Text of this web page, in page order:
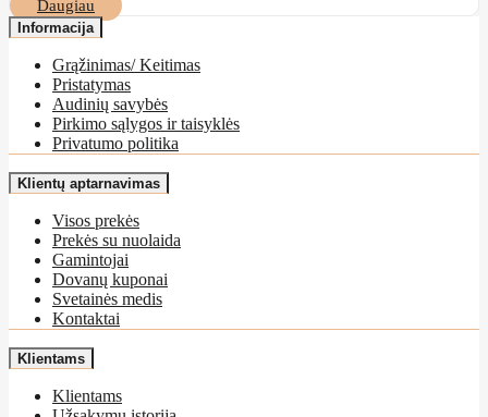
Daugiau
Informacija
Grąžinimas/ Keitimas
Pristatymas
Audinių savybės
Pirkimo sąlygos ir taisyklės
Privatumo politika
Klientų aptarnavimas
Visos prekės
Prekės su nuolaida
Gamintojai
Dovanų kuponai
Svetainės medis
Kontaktai
Klientams
Klientams